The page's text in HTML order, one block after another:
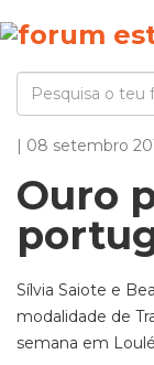
| 08 setembro
Ouro
Sílvia Saiote e
modalidade de
semana em